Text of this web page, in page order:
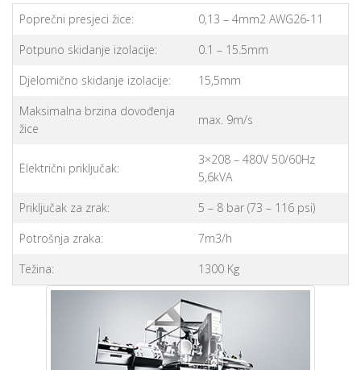
Poprečni presjeci žice:
0,13 – 4mm2 AWG26-11
Potpuno skidanje izolacije:
0.1 – 15.5mm
Djelomično skidanje izolacije:
15,5mm
Maksimalna brzina dovođenja
žice
max. 9m/s
Električni priključak:
3×208 – 480V 50/60Hz
5,6kVA
Priključak za zrak:
5 – 8 bar (73 – 116 psi)
Potrošnja zraka:
7m3/h
Težina:
1300 Kg